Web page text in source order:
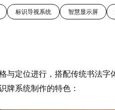
标识导视系统 智慧显示屏
与定位进行，搭配传统书法字
牌系统制作的特色：